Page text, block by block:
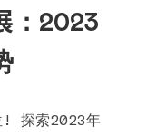
：2023
! 探索2023年